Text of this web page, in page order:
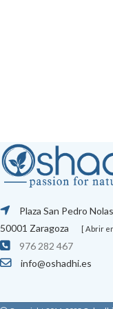
Plaza San Pedro
50001 Zaragoza
[ Abrir
976 282 467
info@oshadhi.es